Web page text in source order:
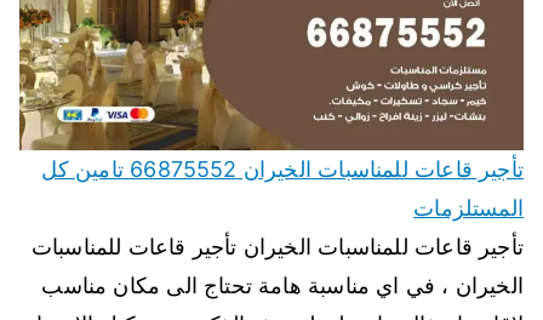
تأجير قاعات للمناسبات الخيران 66875552 تامين كل
المستلزمات
تأجير قاعات للمناسبات الخيران تأجير قاعات للمناسبات
الخيران ، في اي مناسبة هامة تحتاج الى مكان مناسب